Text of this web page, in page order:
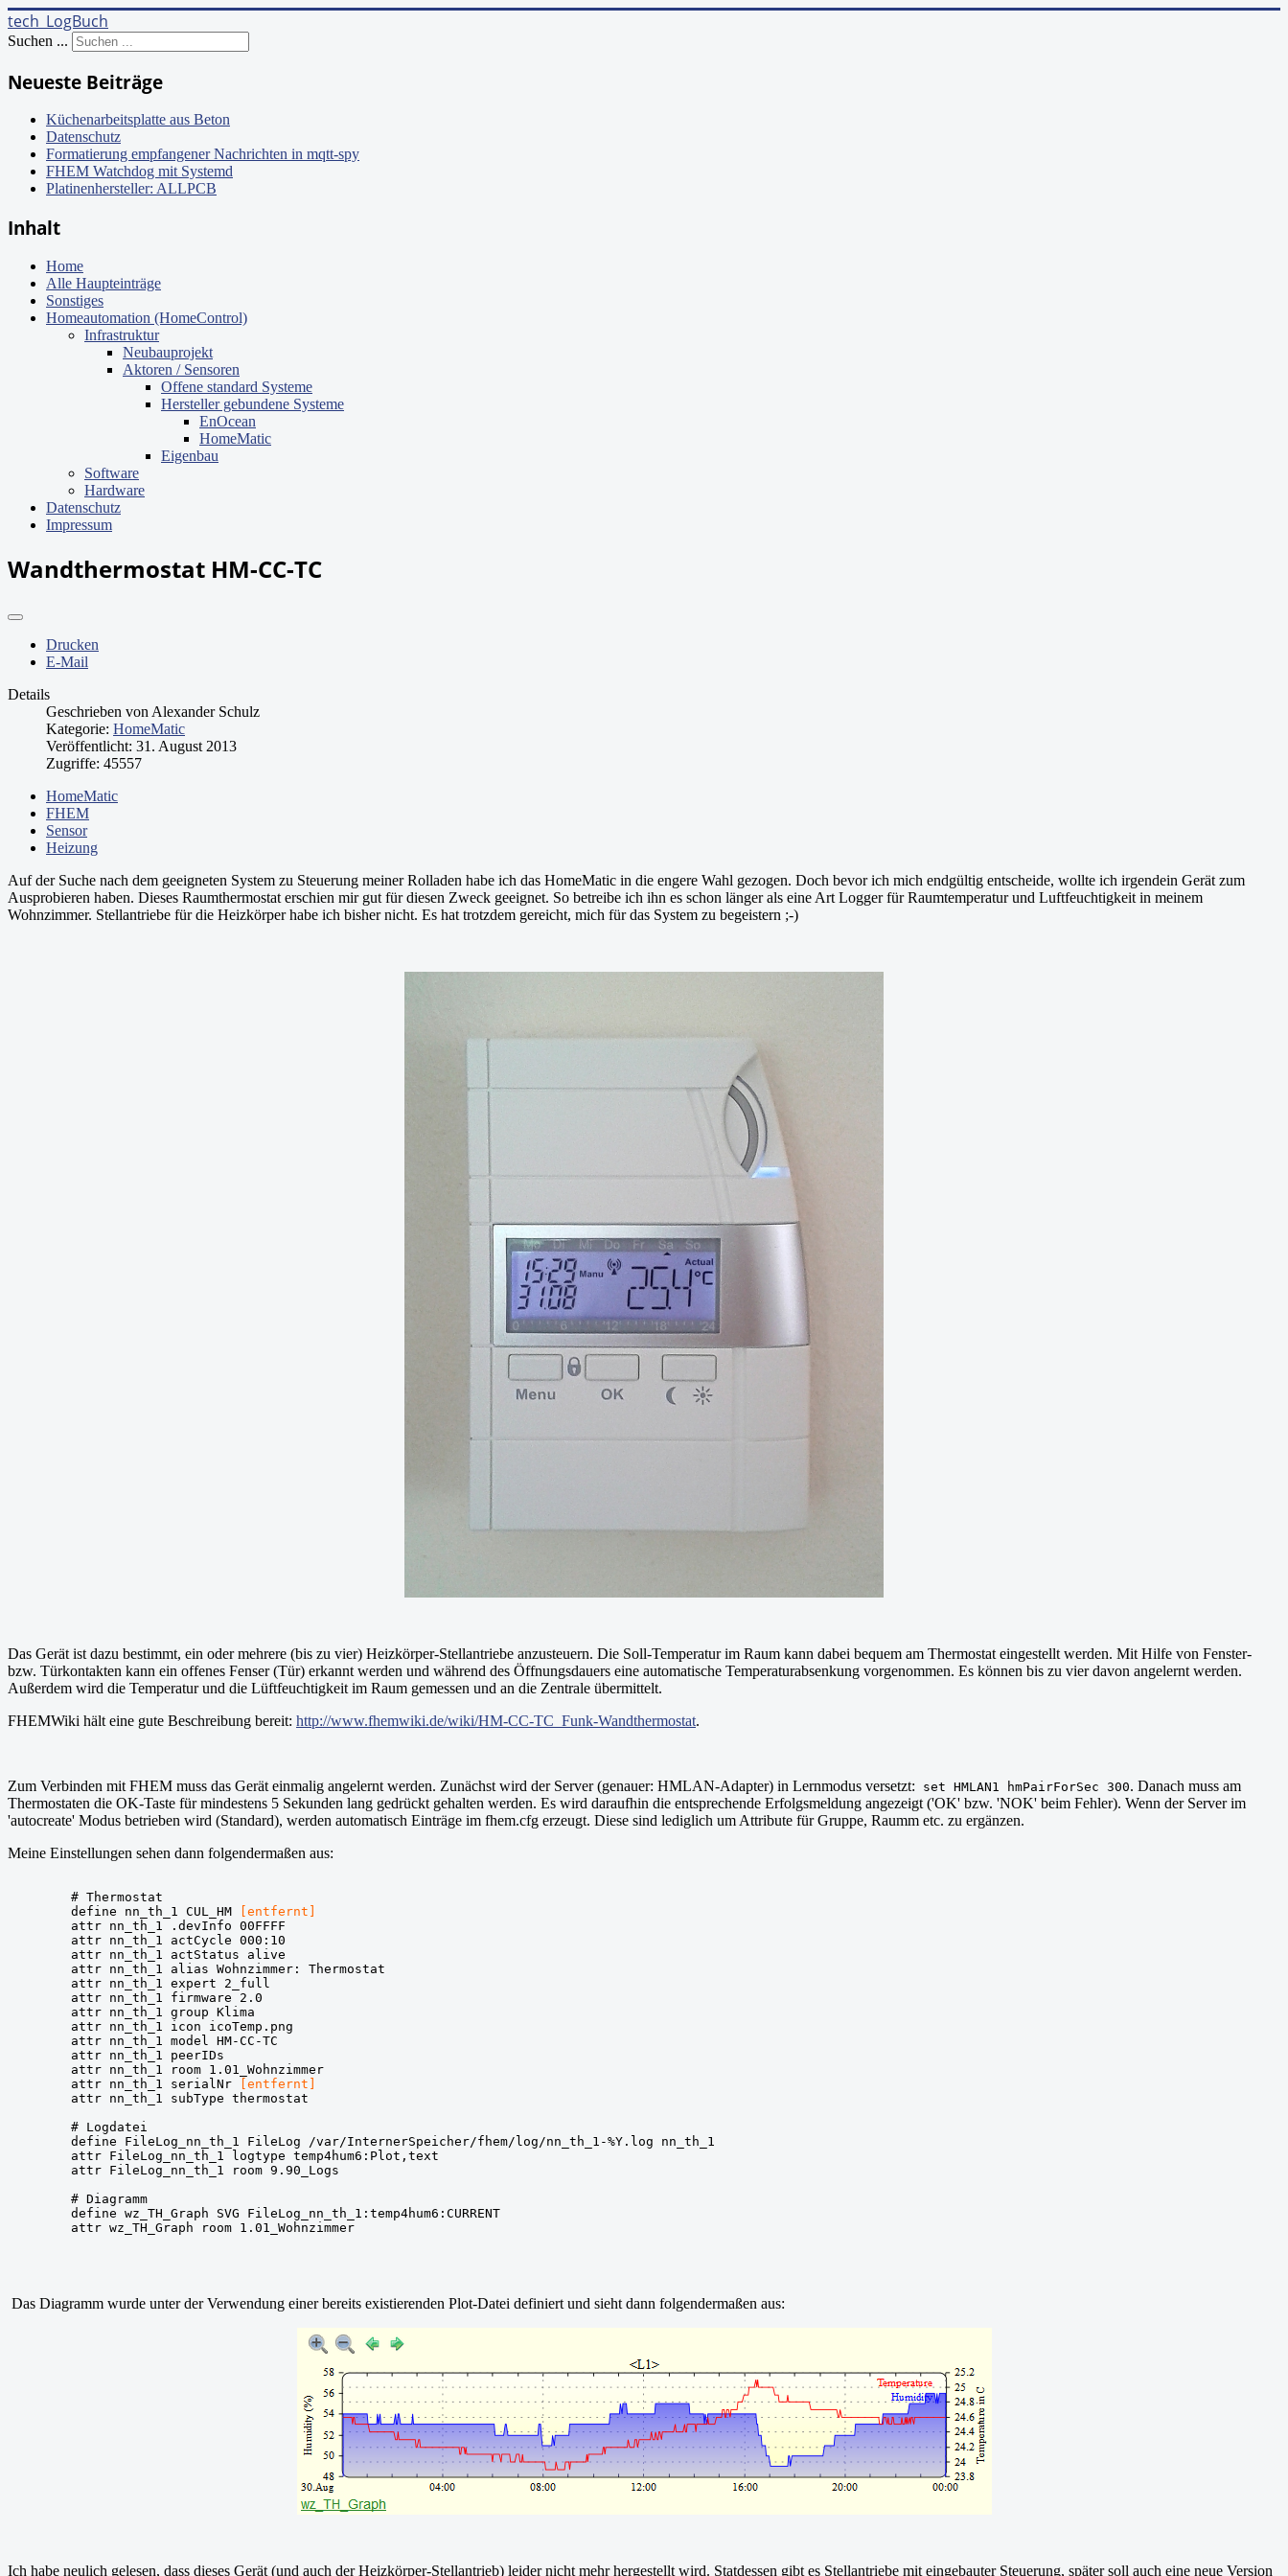
tech_LogBuch
Suchen ...
Neueste Beiträge
Küchenarbeitsplatte aus Beton
Datenschutz
Formatierung empfangener Nachrichten in mqtt-spy
FHEM Watchdog mit Systemd
Platinenhersteller: ALLPCB
Inhalt
Home
Alle Haupteinträge
Sonstiges
Homeautomation (HomeControl)
Infrastruktur
Neubauprojekt
Aktoren / Sensoren
Offene standard Systeme
Hersteller gebundene Systeme
EnOcean
HomeMatic
Eigenbau
Software
Hardware
Datenschutz
Impressum
Wandthermostat HM-CC-TC
Drucken
E-Mail
Details
Geschrieben von Alexander Schulz
Kategorie: HomeMatic
Veröffentlicht: 31. August 2013
Zugriffe: 45557
HomeMatic
FHEM
Sensor
Heizung
Auf der Suche nach dem geeigneten System zu Steuerung meiner Rolladen habe ich das HomeMatic in die engere Wahl gezogen. Doch bevor ich mich endgültig entscheide, wollte ich irgendein Gerät zum
Ausprobieren haben. Dieses Raumthermostat erschien mir gut für diesen Zweck geeignet. So betreibe ich ihn es schon länger als eine Art Logger für Raumtemperatur und Luftfeuchtigkeit in meinem
Wohnzimmer. Stellantriebe für die Heizkörper habe ich bisher nicht. Es hat trotzdem gereicht, mich für das System zu begeistern ;-)
Das Gerät ist dazu bestimmt, ein oder mehrere (bis zu vier) Heizkörper-Stellantriebe anzusteuern. Die Soll-Temperatur im Raum kann dabei bequem am Thermostat eingestellt werden. Mit Hilfe von Fenster-
bzw. Türkontakten kann ein offenes Fenser (Tür) erkannt werden und während des Öffnungsdauers eine automatische Temperaturabsenkung vorgenommen. Es können bis zu vier davon angelernt werden.
Außerdem wird die Temperatur und die Lüftfeuchtigkeit im Raum gemessen und an die Zentrale übermittelt.
FHEMWiki hält eine gute Beschreibung bereit: http://www.fhemwiki.de/wiki/HM-CC-TC_Funk-Wandthermostat.
Zum Verbinden mit FHEM muss das Gerät einmalig angelernt werden. Zunächst wird der Server (genauer: HMLAN-Adapter) in Lernmodus versetzt: set HMLAN1 hmPairForSec 300. Danach muss am
Thermostaten die OK-Taste für mindestens 5 Sekunden lang gedrückt gehalten werden. Es wird daraufhin die entsprechende Erfolgsmeldung angezeigt ('OK' bzw. 'NOK' beim Fehler). Wenn der Server im
'autocreate' Modus betrieben wird (Standard), werden automatisch Einträge im fhem.cfg erzeugt. Diese sind lediglich um Attribute für Gruppe, Raumm etc. zu ergänzen.
Meine Einstellungen sehen dann folgendermaßen aus:
# Thermostat
define nn_th_1 CUL_HM
[entfernt]
attr nn_th_1 .devInfo 00FFFF
attr nn_th_1 actCycle 000:10
attr nn_th_1 actStatus alive
attr nn_th_1 alias Wohnzimmer: Thermostat
attr nn_th_1 expert 2_full
attr nn_th_1 firmware 2.0
attr nn_th_1 group Klima
attr nn_th_1 icon icoTemp.png
attr nn_th_1 model HM-CC-TC
attr nn_th_1 peerIDs
attr nn_th_1 room 1.01_Wohnzimmer
attr nn_th_1 serialNr
[entfernt]
attr nn_th_1 subType thermostat
# Logdatei
define FileLog_nn_th_1 FileLog /var/InternerSpeicher/fhem/log/nn_th_1-%Y.log nn_th_1
attr FileLog_nn_th_1 logtype temp4hum6:Plot,text
attr FileLog_nn_th_1 room 9.90_Logs
# Diagramm
define wz_TH_Graph SVG FileLog_nn_th_1:temp4hum6:CURRENT
Das Diagramm wurde unter der Verwendung einer bereits existierenden Plot-Datei definiert und sieht dann folgendermaßen aus:
Ich habe neulich gelesen, dass dieses Gerät (und auch der Heizkörper-Stellantrieb) leider nicht mehr hergestellt wird. Statdessen gibt es Stellantriebe mit eingebauter Steuerung, später soll auch eine neue Version